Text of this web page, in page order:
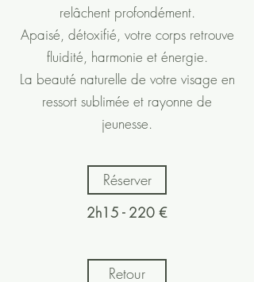
relâchent profondément.
Apaisé, détoxifié, votre corps retrouve
fluidité, harmonie et énergie.
La beauté naturelle de votre visage en
ressort sublimée et rayonne de
jeunesse.
2h15 - 220 €
Réserver
Retour